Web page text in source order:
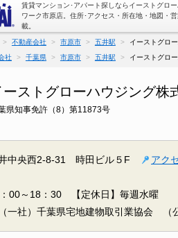
賃貸マンション･アパート探しならイーストグロ
ワーク市原店。住所･アクセス・所在地・地図・
載。
不動産会社 市原市 五井駅
イーストグロ
社 千葉県 市原市 五井駅 イーストグロ
ーストグローハウジング株
県知事免許（8）第11873号
中央西2-8-31 時田ビル５F
アク
00～18：30
【定休日】毎週水曜
（一社）千葉県宅地建物取引業協会 （